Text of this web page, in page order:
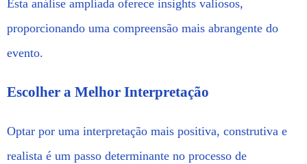
Esta análise ampliada oferece insights valiosos,
proporcionando uma compreensão mais abrangente do
evento.
Escolher a Melhor Interpretação
Optar por uma interpretação mais positiva, construtiva e
realista é um passo determinante no processo de